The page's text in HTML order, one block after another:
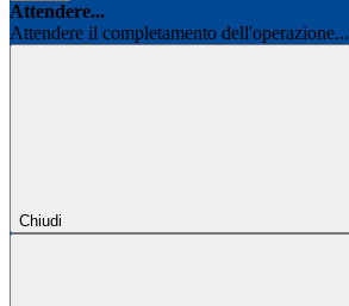
Attendere...
Attendere il completamento dell'operazione...
Chiudi